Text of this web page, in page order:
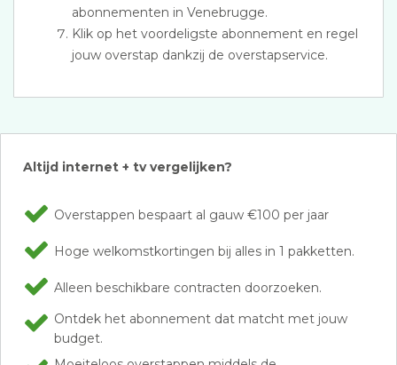
abonnementen in Venebrugge.
Klik op het voordeligste abonnement en regel
jouw overstap dankzij de overstapservice.
Altijd internet + tv vergelijken?
Overstappen bespaart al gauw €100 per jaar
Hoge welkomstkortingen bij alles in 1 pakketten.
Alleen beschikbare contracten doorzoeken.
Ontdek het abonnement dat matcht met jouw
budget.